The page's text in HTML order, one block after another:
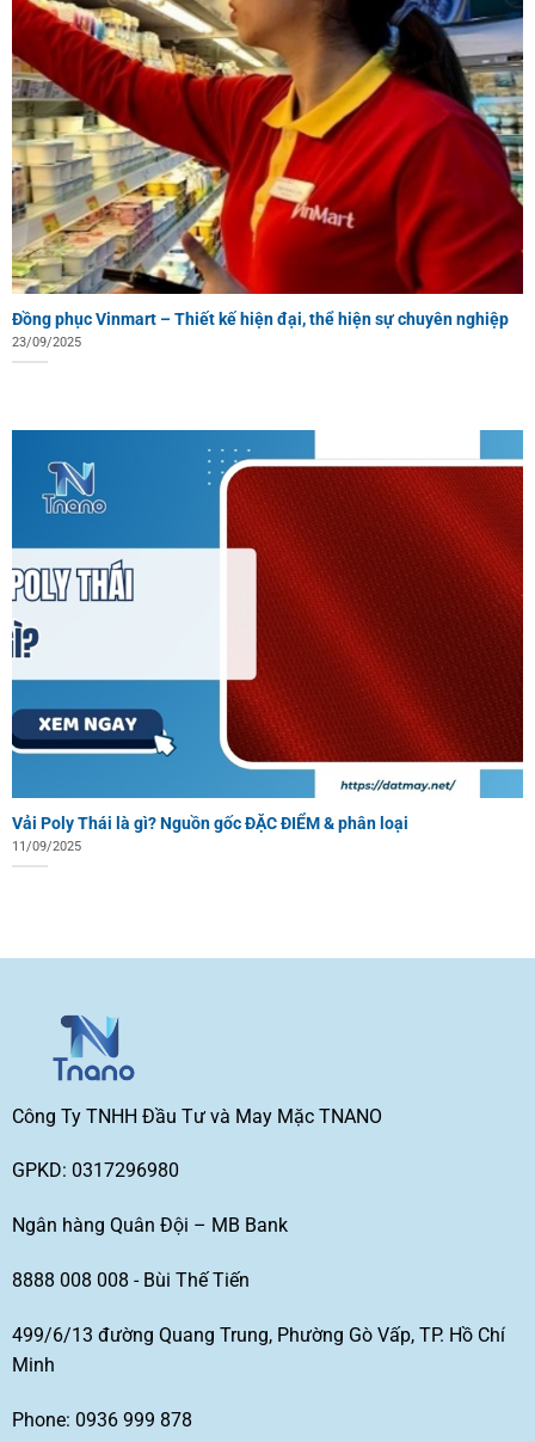
Đồng phục Vinmart – Thiết kế hiện đại, thể hiện sự chuyên nghiệp
23/09/2025
Vải Poly Thái là gì? Nguồn gốc ĐẶC ĐIỂM & phân loại
11/09/2025
Công Ty TNHH Đầu Tư và May Mặc TNANO
GPKD: 0317296980
Ngân hàng Quân Đội – MB Bank
8888 008 008 - Bùi Thế Tiến
499/6/13 đường Quang Trung, Phường Gò Vấp, TP. Hồ Chí
Minh
Phone: 0936 999 878